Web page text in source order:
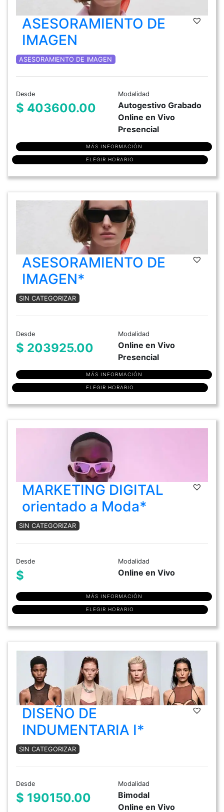
ASESORAMIENTO DE
IMAGEN
ASESORAMIENTO DE IMAGEN
Desde
$ 403600.00
Modalidad
Autogestivo Grabado
Online en Vivo
Presencial
MÁS INFORMACIÓN
ELEGIR HORARIO
ASESORAMIENTO DE
IMAGEN*
SIN CATEGORIZAR
Desde
$ 203925.00
Modalidad
Online en Vivo
Presencial
MÁS INFORMACIÓN
ELEGIR HORARIO
MARKETING DIGITAL
orientado a Moda*
SIN CATEGORIZAR
Desde
$
Modalidad
Online en Vivo
MÁS INFORMACIÓN
ELEGIR HORARIO
DISEÑO DE
INDUMENTARIA I*
SIN CATEGORIZAR
Desde
$ 190150.00
Modalidad
Bimodal
Online en Vivo